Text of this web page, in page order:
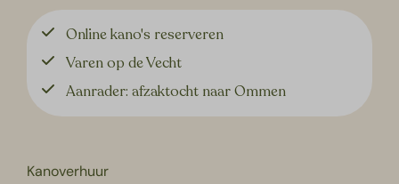
Online kano's reserveren
Varen op de Vecht
Aanrader: afzaktocht naar Ommen
Kanoverhuur